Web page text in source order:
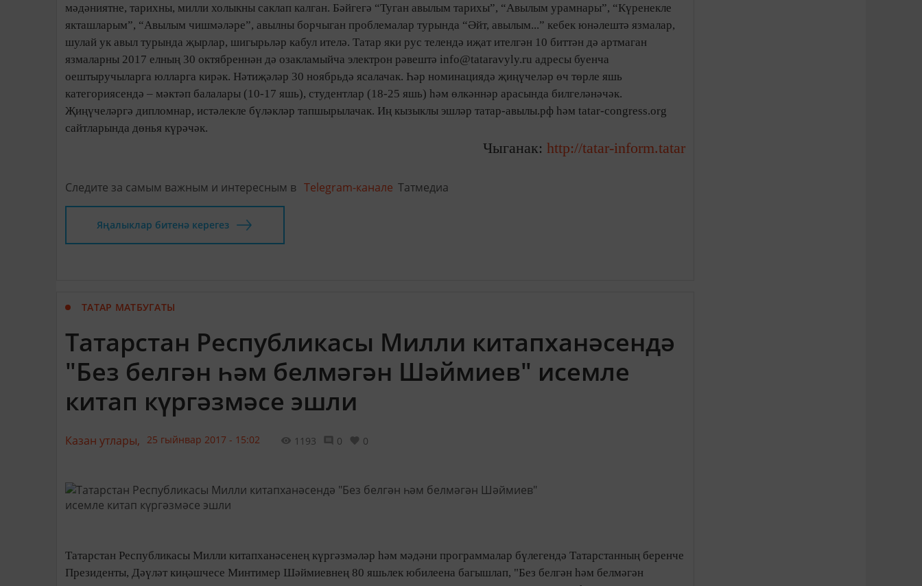
мәдәниятне, тарихны, милли холыкны саклап калган. Бәйгегә “Туган авылым тарихы”, “Авылым урамнары”, “Күренекле
якташларым”, “Авылым чишмәләре”, авылны борчыган проблемалар турында “Әйт, авылым...” кебек юнәлештә язмалар,
шулай ук авыл турында җырлар, шигырьләр кабул ителә. Татар яки рус телендә иҗат ителгән 10 биттән дә артмаган
язмаларны 2017 елның 30 октябреннән дә озакламыйча электрон рәвештә info@tataravyly.ru адресы буенча
оештыручыларга юлларга кирәк. Нәтиҗәләр 30 ноябрьдә ясалачак. Һәр номинациядә җиңүчеләр өч төрле яшь
категориясендә – мәктәп балалары (10-17 яшь), студентлар (18-25 яшь) һәм өлкәннәр арасында билгеләнәчәк.
Җиңүчеләргә дипломнар, истәлекле бүләкләр тапшырылачак. Иң кызыклы эшләр татар-авылы.рф һәм tatar-congress.org
сайтларында дөнья күрәчәк.
Чыганак: http://tatar-inform.tatar
Следите за самым важным и интересным в Telegram-канале Татмедиа
Яңалыклар битенә керегез
ТАТАР МАТБУГАТЫ
Татарстан Республикасы Милли китапханәсендә
"Без белгән һәм белмәгән Шәймиев" исемле
китап күргәзмәсе эшли
Казан утлары, 25 гыйнвар 2017 - 15:02 1193 0 0
Татарстан Республикасы Милли китапханәсенең күргәзмәләр һәм мәдәни программалар бүлегендә Татарстанның беренче
Президенты, Дәүләт киңәшчесе Минтимер Шәймиевнең 80 яшьлек юбилеена багышлап, "Без белгән һәм белмәгән